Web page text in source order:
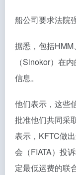
船公司要求法院
据悉，包括
（Sinokor）在
信息。
他们表示，这些
批准他们共同采
表示，KFTC做
会（FIATA）投
定最低运费的联